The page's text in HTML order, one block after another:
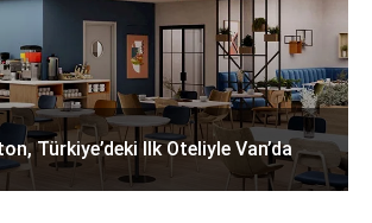
Türkiye’deki Ilk Oteliyle Van’da